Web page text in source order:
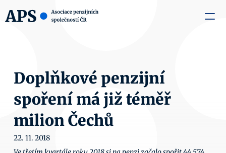
Doplňkové penzijní
spoření má již téměř
milion Čechů
22. 11. 2018